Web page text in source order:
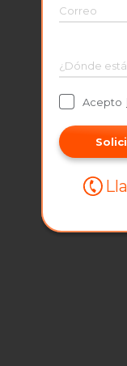
Correo
¿Dónde
Acepto